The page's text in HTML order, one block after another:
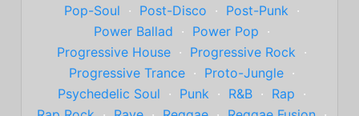
Pop-Soul · Post-Disco · Post-Punk ·
Power Ballad · Power Pop ·
Progressive House· Progressive Rock ·
Progressive Trance· Proto-Jungle·
Psychedelic Soul · Punk · R&B· Rap ·